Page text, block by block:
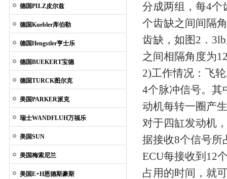
德国PILZ皮尔兹
德国Kuebler库伯勒
德国Hengstler亨士乐
德国BUEKERT宝德
德国TURCK图尔克
美国PARKER派克
瑞士WANDFLUH万福乐
美国SUN
美国梅索尼兰
美国E+H恩德斯豪斯
分成两组，每4个
个齿缺之间间隔
齿缺，如图2．
之间相隔角度为
2)工作情况：飞
4个脉冲信号。其
动机每转一圈产
对于四缸发动机
据接收8个信号所
ECU每接收到12
占用的时间，就